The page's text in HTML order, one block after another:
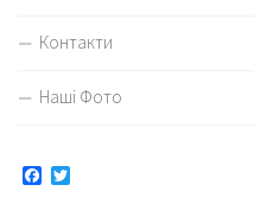
Контакти
Наші Фото
Facebook